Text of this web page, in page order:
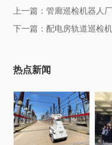
下一篇：配电房轨道巡检
热点新闻